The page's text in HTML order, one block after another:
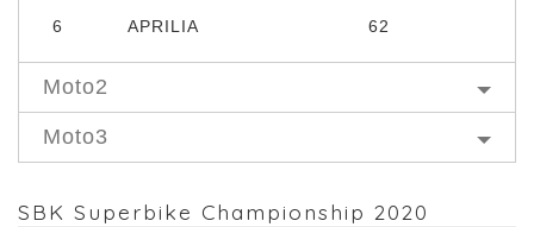
6
APRILIA 62
Moto2
Moto3
SBK Superbike Championship 2020